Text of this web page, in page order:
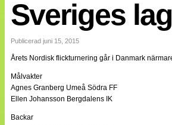
Landslaget
EM 2013
Internationellt
Bildreportage
Bloggar
Lagen
Webb-TV
Medlemsbilder
Sveriges
Publicerad juni 15, 2015
Årets Nordisk flickturnering går i Danmark
Målvakter
Agnes Granberg Umeå Södra FF
Ellen Johansson Bergdalens IK
Backar